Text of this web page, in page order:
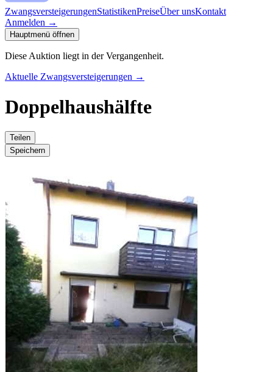
ZwangsversteigerungenStatistikenPreiseÜber unsKontakt
Anmelden →
Hauptmenü öffnen
Diese Auktion liegt in der Vergangenheit.
Aktuelle Zwangsversteigerungen →
Doppelhaushälfte
Teilen
Speichern